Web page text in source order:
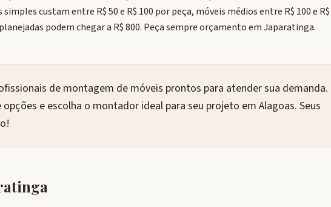
custam entre R$ 50 e R$ 100 por peça, móveis médios entre R$ 100 e R$
podem chegar a R$ 800. Peça sempre orçamento em Japaratinga.
de montagem de móveis prontos para atender sua demanda.
e escolha o montador ideal para seu projeto em Alagoas. Seus